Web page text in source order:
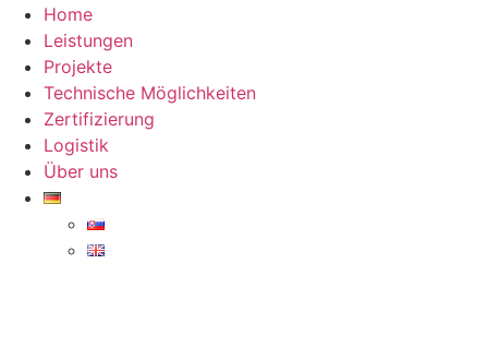
Home
Leistungen
Projekte
Technische Möglichkeiten
Zertifizierung
Logistik
Über uns